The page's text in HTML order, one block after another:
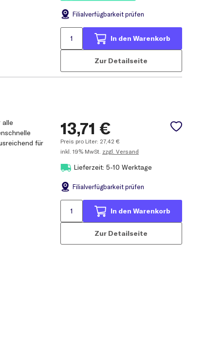
Filialverfügbarkeit prüfen
In den Warenkorb
Zur Detailseite
13,71 €
Preis pro Liter: 27,42 €
inkl. 19% MwSt. zzgl. Versand
Lieferzeit: 5-10 Werktage
Filialverfügbarkeit prüfen
In den Warenkorb
Zur Detailseite
alle
für